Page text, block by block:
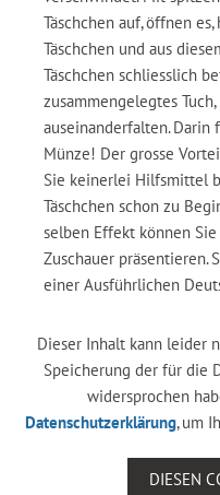
Täschchen auf, öffnen
Täschchen und aus
Täschchen schliesslich
zusammengelegtes
auseinanderfalten.
Münze! Der grosse
Sie keinerlei Hilfsmittel
Täschchen schon zu
selben Effekt können
Zuschauer präsentieren.
einer Ausführlichen
Dieser Inhalt kann leider
Speicherung der für die
widersprochen
Datenschutzerklärung, um
DIESEN